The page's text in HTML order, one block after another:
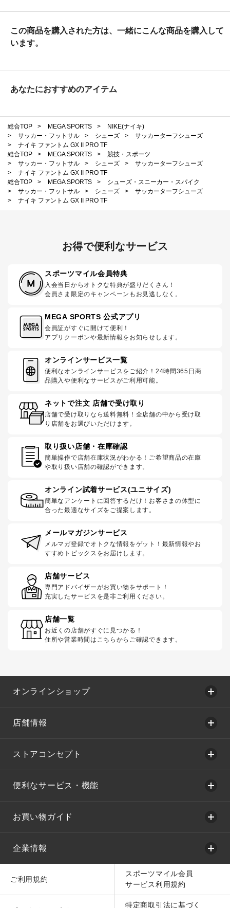
この商品を購入された方は、一緒にこんな商品を購入して
います。
あなたにおすすめのアイテム
総合TOP > MEGA SPORTS >
NIKE(ナイキ)
>
サッカー・フットサル > シューズ >
サッカーターフシューズ
>
ナイキ ファントム GX II PRO TF
総合TOP
> MEGA SPORTS >
競技・スポーツ
>
サッカー・フットサル > シューズ >
サッカーターフシューズ
>
ナイキ ファントム GX II PRO TF
総合TOP
> MEGA SPORTS >
シューズ・スニーカー・スパイク
>
サッカー・フットサル > シューズ >
サッカーターフシューズ
>
ナイキ ファントム GX II PRO TF
お得で便利なサービス
スポーツマイル会員特典
入会当日からオトクな特典が盛りだくさん！
会員さま限定のキャンペーンもお見逃しなく。
MEGA SPORTS 公式アプリ
会員証がすぐに開けて便利！
アプリクーポンや最新情報をお知らせします。
オンラインサービス一覧
便利なオンラインサービスをご紹介！24時間365日商
品購入や便利なサービスがご利用可能。
ネットで注文 店舗で受け取り
店舗で受け取りなら送料無料！全店舗の中から受け取
り店舗をお選びいただけます。
取り扱い店舗・在庫確認
簡単操作で店舗在庫状況がわかる！ご希望商品の在庫
や取り扱い店舗の確認ができます。
オンライン試着サービス(ユニサイズ)
簡単なアンケートに回答するだけ！お客さまの体型に
合った最適なサイズをご提案します。
メールマガジンサービス
メルマガ登録でオトクな情報をゲット！最新情報やお
すすめトピックスをお届けします。
店舗サービス
専門アドバイザーがお買い物をサポート！
充実したサービスを是非ご利用ください。
店舗一覧
お近くの店舗がすぐに見つかる！
住所や営業時間はこちらからご確認できます。
オンラインショップ
店舗情報
ストアコンセプト
便利なサービス・機能
お買い物ガイド
企業情報
ご利用規約
スポーツマイル会員
サービス利用規約
特定商取引法に基づく